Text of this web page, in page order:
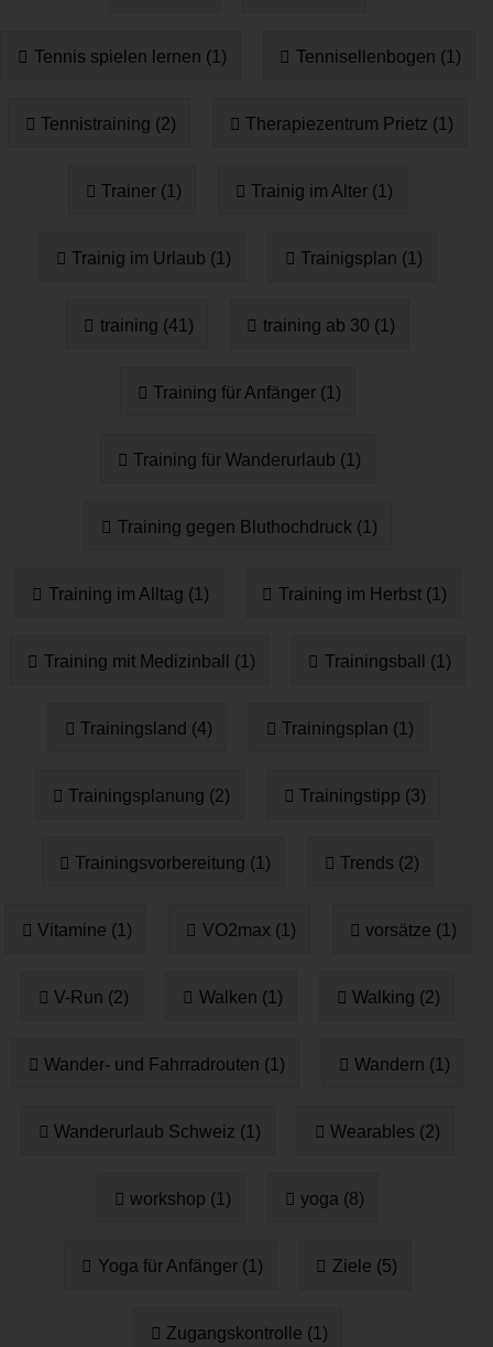
Tennis spielen lernen (1) Tennisellenbogen (1)
Tennistraining (2) Therapiezentrum Prietz (1)
Trainer (1) Trainig im Alter (1)
Trainig im Urlaub (1) Trainigsplan (1)
training (41) training ab 30 (1)
Training für Anfänger (1)
Training für Wanderurlaub (1)
Training gegen Bluthochdruck (1)
Training im Alltag (1) Training im Herbst (1)
Training mit Medizinball (1) Trainingsball (1)
Trainingsland (4) Trainingsplan (1)
Trainingsplanung (2) Trainingstipp (3)
Trainingsvorbereitung (1) Trends (2)
Vitamine (1) VO2max (1) vorsätze (1)
V-Run (2) Walken (1) Walking (2)
Wander- und Fahrradrouten (1) Wandern (1)
Wanderurlaub Schweiz (1) Wearables (2)
workshop (1) yoga (8)
Yoga für Anfänger (1) Ziele (5)
Zugangskontrolle (1)